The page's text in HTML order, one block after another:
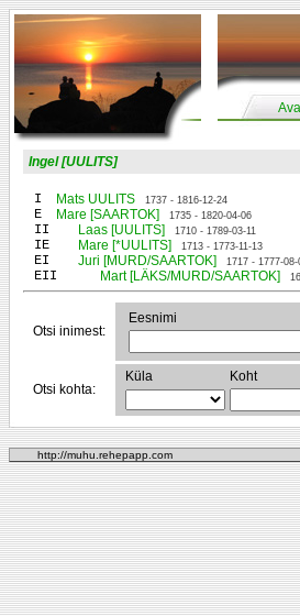
Ingel [UULITS]
I Mats UULITS 1737 - 1816-12-24
E Mare [SAARTOK] 1735 - 1820-04-06
II Laas [UULITS] 1710 - 1789-03-11
IE Mare [*UULITS] 1713 - 1773-11-13
EI Juri [MURD/SAARTOK] 1717 - 1777-08-
EII Mart [LÄKS/MURD/SAARTOK]
Otsi inimest:
Eesnimi
Otsi kohta:
Küla Koht
http://muhu.rehepapp.com